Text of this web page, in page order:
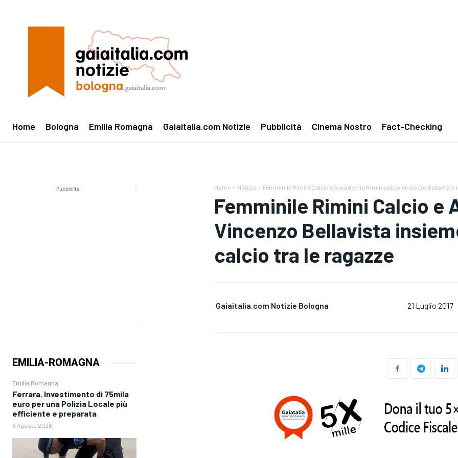
Home Bologna Emilia Romagna Gaiaitalia.com Notizie Pubblicità Cinema Nostro Fact-Checking
Pubblicità
EMILIA-ROMAGNA
Emilia Romagna
Ferrara. Investimento di 75mila
euro per una Polizia Locale più
efficiente e preparata
6 Agosto 2026
Home Notizie Femminile Rimini Calcio e Accademia Riminicalcio Vincenzo Bellavista
Femminile Rimini Calcio e
Vincenzo Bellavista
calcio tra le ragazze
Gaiaitalia.com Notizie Bologna 21 Luglio 2017